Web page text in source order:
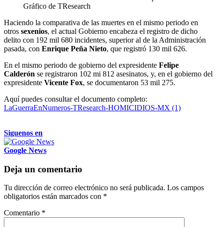
Gráfico de TResearch
Haciendo la comparativa de las muertes en el mismo periodo en
otros sexenios, el actual Gobierno encabeza el registro de dicho
delito con 192 mil 680 incidentes, superior al de la Administración
pasada, con Enrique Peña Nieto, que registró 130 mil 626.
En el mismo periodo de gobierno del expresidente Felipe
Calderón se registraron 102 mi 812 asesinatos, y, en el gobierno del
expresidente Vicente Fox, se documentaron 53 mil 275.
Aquí puedes consultar el documento completo:
LaGuerraEnNumeros-TResearch-HOMICIDIOS-MX (1)
Siguenos en
Google News
Deja un comentario
Tu dirección de correo electrónico no será publicada. Los campos
obligatorios están marcados con *
Comentario *